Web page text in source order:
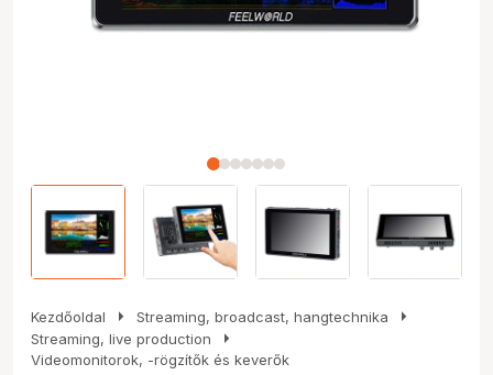
Kezdőoldal arrow_right Streaming, broadcast, hangtechnika arrow_right
Streaming, live production arrow_right
Videomonitorok, -rögzítők és keverők